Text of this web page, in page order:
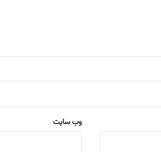
وب‌ سایت